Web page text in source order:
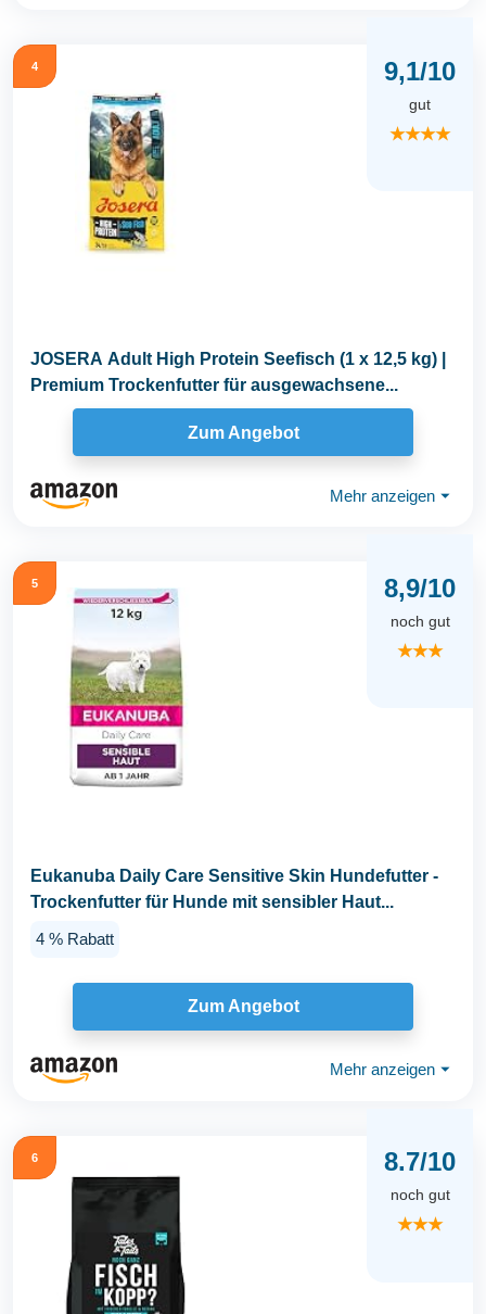
4 9,1/10
gut
★★★★
JOSERA Adult High Protein Seefisch (1 x 12,5 kg) |
Premium Trockenfutter für ausgewachsene...
Zum Angebot
Mehr anzeigen ⏷
5 8,9/10
noch gut
★★★
Eukanuba Daily Care Sensitive Skin Hundefutter -
Trockenfutter für Hunde mit sensibler Haut...
4 % Rabatt
Zum Angebot
Mehr anzeigen ⏷
6 8.7/10
noch gut
★★★